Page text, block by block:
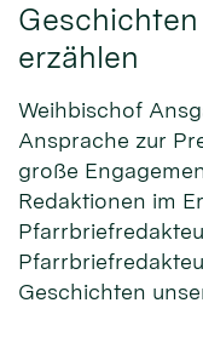
erzählen
Weihbischof
Ansprache zur
große
Redaktionen im
Geschichten